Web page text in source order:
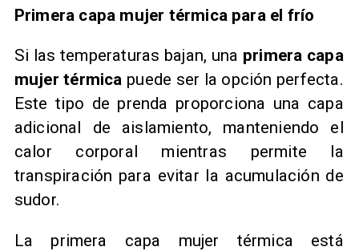
Primera capa mujer térmica para el frío
Si las temperaturas bajan, una primera capa
mujer térmica puede ser la opción perfecta.
Este tipo de prenda proporciona una capa
adicional de aislamiento, manteniendo el
calor corporal mientras permite la
transpiración para evitar la acumulación de
sudor.
La primera capa mujer térmica está